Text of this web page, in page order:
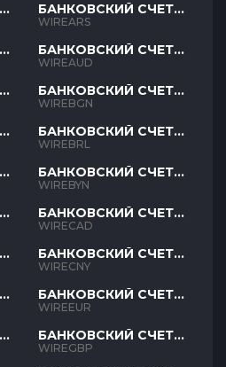
БАНКОВСКИЙ СЧЕТ
ARS
WIREARS
БАНКОВСКИЙ СЧЕТ
AUD
WIREAUD
БАНКОВСКИЙ СЧЕТ
BGN
WIREBGN
БАНКОВСКИЙ СЧЕТ
BRL
WIREBRL
БАНКОВСКИЙ СЧЕТ
BYN
WIREBYN
БАНКОВСКИЙ СЧЕТ
CAD
WIRECAD
БАНКОВСКИЙ СЧЕТ
CNY
WIRECNY
БАНКОВСКИЙ СЧЕТ
EUR
WIREEUR
БАНКОВСКИЙ СЧЕТ
GBP
WIREGBP